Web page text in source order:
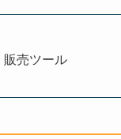
販売ツール